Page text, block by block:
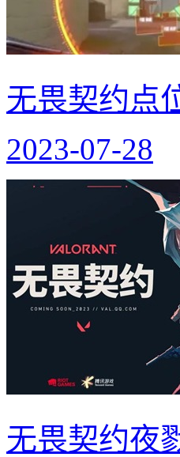
无畏契约点
2023-07-28
无畏契约夜